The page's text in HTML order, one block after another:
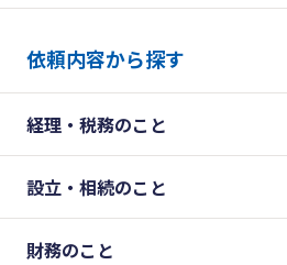
依頼内容から探す
経理・税務のこと
設立・相続のこと
財務のこと